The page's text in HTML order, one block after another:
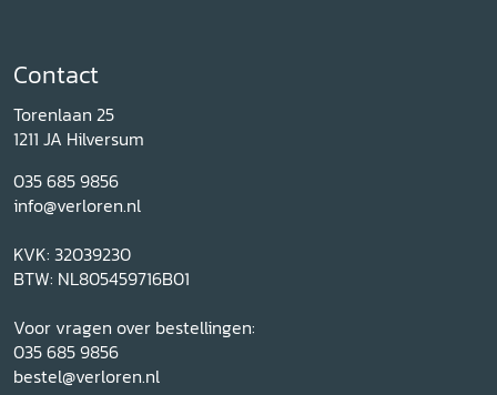
Contact
Torenlaan 25
1211 JA Hilversum
035 685 9856
info@verloren.nl
KVK: 32039230
BTW: NL805459716B01
Voor vragen over bestellingen:
035 685 9856
bestel@verloren.nl